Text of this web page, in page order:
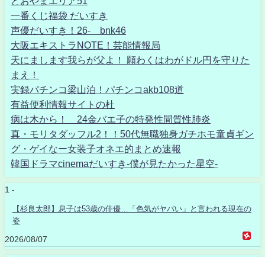
一番くじ福袋 だいすき
声優だいすき！26- bnk46
大阪エキストラNOTE！芸能情報局
天にまします我らが父よ！ 願わくはわがドル円を守りた
まえ！
実録パチンコ梁山泊！パチンコakb108道
有益便利情報サイトの杜
病は木から！ 24金バエ子の特発性間質性肺炎
真・モリタダッフル2！！50代無職独身ガチホモ童貞ギン
グ・ゲイなー女装子オネエ的まとめ速報
韓国ドラマcinemaだいすき-僕が見たかった星空-
1 -
【杉良太郎】息子は53歳の俳優…「色気がヤバい」と言われる現在の
姿
2026/08/07